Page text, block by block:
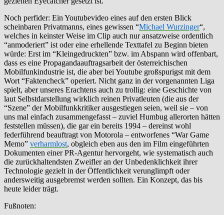
Noch perfider: Ein Youtubevideo eines auf den ersten Blick
scheinbaren Privatmanns, eines gewissen “Michael Wurzinger“,
welches in keinster Weise im Clip auch nur ansatzweise ordentlich
“anmoderiert” ist oder eine erhellende Texttafel zu Beginn bieten
würde: Erst im “Kleingedruckten” bzw. im Abspann wird offenbart,
dass es eine Propagandaauftragsarbeit der österreichischen
Mobilfunkindustrie ist, die aber bei Youtube großspurigst mit dem
Wort “Faktencheck” operiert. Nicht ganz in der vorgenannten Liga
spielt, aber unseres Erachtens auch zu trollig: eine Geschichte von
laut Selbstdarstellung wirklich reinen Privatleuten (die aus der
“Szene” der Mobilfunkkritiker ausgestiegen seien, weil sie – von
uns mal einfach zusammengefasst – zuviel Humbug allerorten hätten
feststellen müssen), die gar ein bereits 1994 – dereinst wohl
federführend beauftragt von Motorola – entworfenes “War Game
Memo” verharmlost, obgleich eben aus den im Film eingeführten
Dokumenten einer PR-Agentur hervorgeht, wie systematisch auch
die zurückhaltendsten Zweifler an der Unbedenklichkeit ihrer
Technologie gezielt in der Öffentlichkeit verunglimpft oder
andersweitig ausgebremst werden sollten. Ein Konzept, das bis
heute leider trägt.
Fußnoten: